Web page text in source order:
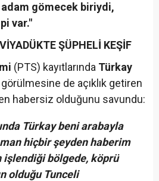
adam gömecek biriydi,
var."
ŞÜPHELİ KEŞİF
(PTS) kayıtlarında Türkay
de açıklık getiren
habersiz olduğunu savundu:
Türkay beni arabayla
hiçbir şeyden haberim
işlendiği bölgede, köprü
olduğu Tunceli